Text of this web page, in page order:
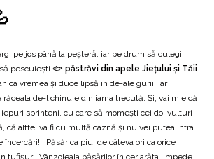
pe jos până la peșteră, iar pe drum să culegi
pescuiești 🐟 păstrăvi din apele Jiețului și Tăii
ca vremea și duce lipsă în de-ale gurii, iar
de-l chinuie din iarna trecută. Și, vai mie că
sprinteni, cu care să momești cei doi vulturi
că altfel va fi cu multă caznă și nu vei putea intra.
piui de câteva ori ca orice
tufişuri. Vânzoleala păsărilor în cer arăta limpede